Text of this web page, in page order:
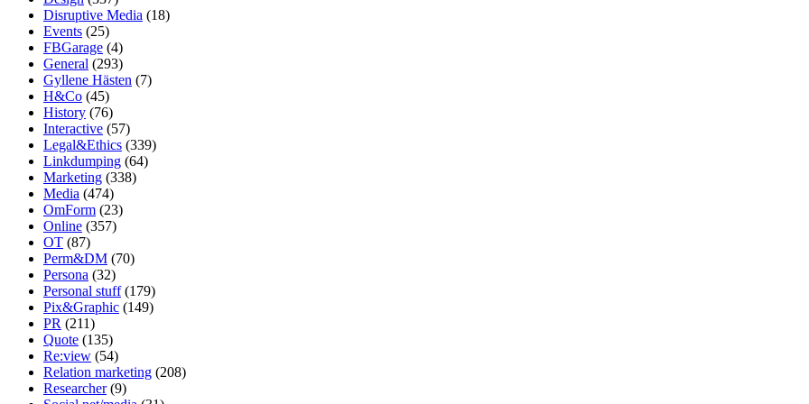
Disruptive Media (18)
Events (25)
FBGarage (4)
General (293)
Gyllene Hästen (7)
H&Co (45)
History (76)
Interactive (57)
Legal&Ethics (339)
Linkdumping (64)
Marketing (338)
Media (474)
OmForm (23)
Online (357)
OT (87)
Perm&DM (70)
Persona (32)
Personal stuff(179)
Pix&Graphic (149)
PR (211)
Quote (135)
Re:view (54)
Relation marketing (208)
Researcher(9)